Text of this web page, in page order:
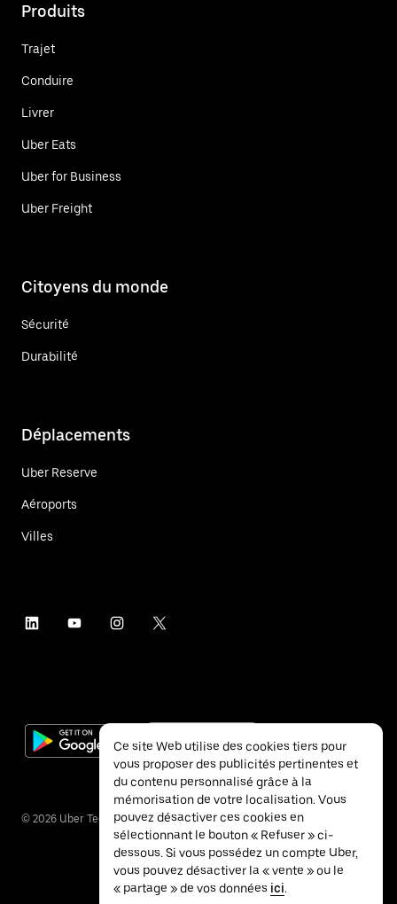
Produits
Trajet
Conduire
Livrer
Uber Eats
Uber for Business
Uber Freight
Citoyens du monde
Sécurité
Durabilité
Déplacements
Uber Reserve
Aéroports
Villes
© 2026 Uber Technologies Inc.
Ce site Web utilise des cookies tiers pour
vous proposer des publicités pertinentes et
du contenu personnalisé grâce à la
mémorisation de votre localisation. Vous
pouvez désactiver ces cookies en
sélectionnant le bouton « Refuser » ci-
dessous. Si vous possédez un compte Uber,
vous pouvez désactiver la « vente » ou le
« partage » de vos données ici.